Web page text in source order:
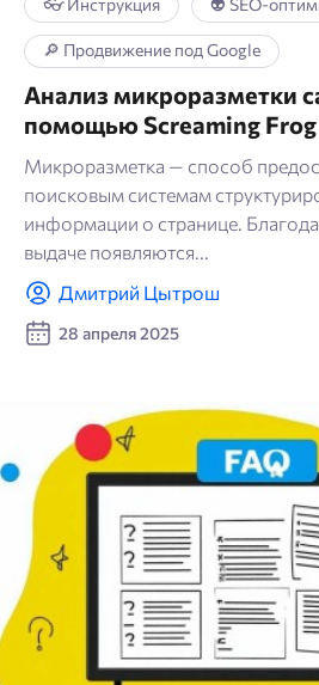
🔎 Продвижение под Google
Анализ микроразметки
помощью Screaming Frog
Микроразметка — способ
поисковым системам
информации о странице.
выдаче появляются...
Дмитрий Цытрош
28 апреля 2025